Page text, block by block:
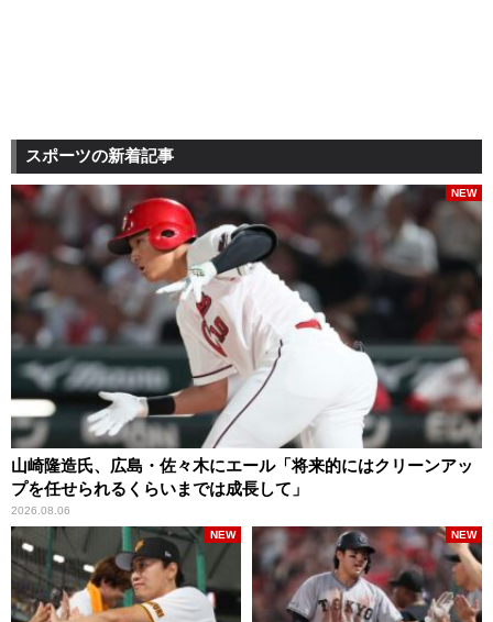
スポーツの新着記事
山崎隆造氏、広島・佐々木にエール「将来的にはクリーンアッ
プを任せられるくらいまでは成長して」
2026.08.06
NEW
NEW NEW